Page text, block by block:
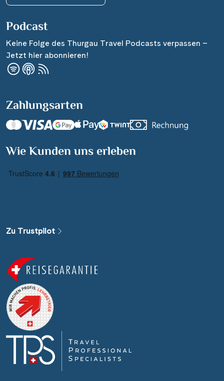
Weitere Filteroptionen
Alle Gewässer
Alle Sehenswürdigkeiten
Podcast
Keine Folge des Thurgau Travel Podcasts verpassen –
Jetzt hier abonnieren!
Zahlungsarten
Wie Kunden uns erleben
Zu Trustpilot